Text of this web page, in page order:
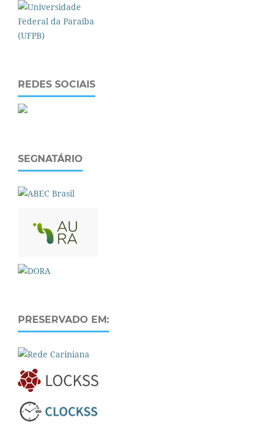
REDES SOCIAIS
SEGNATÁRIO
PRESERVADO EM: